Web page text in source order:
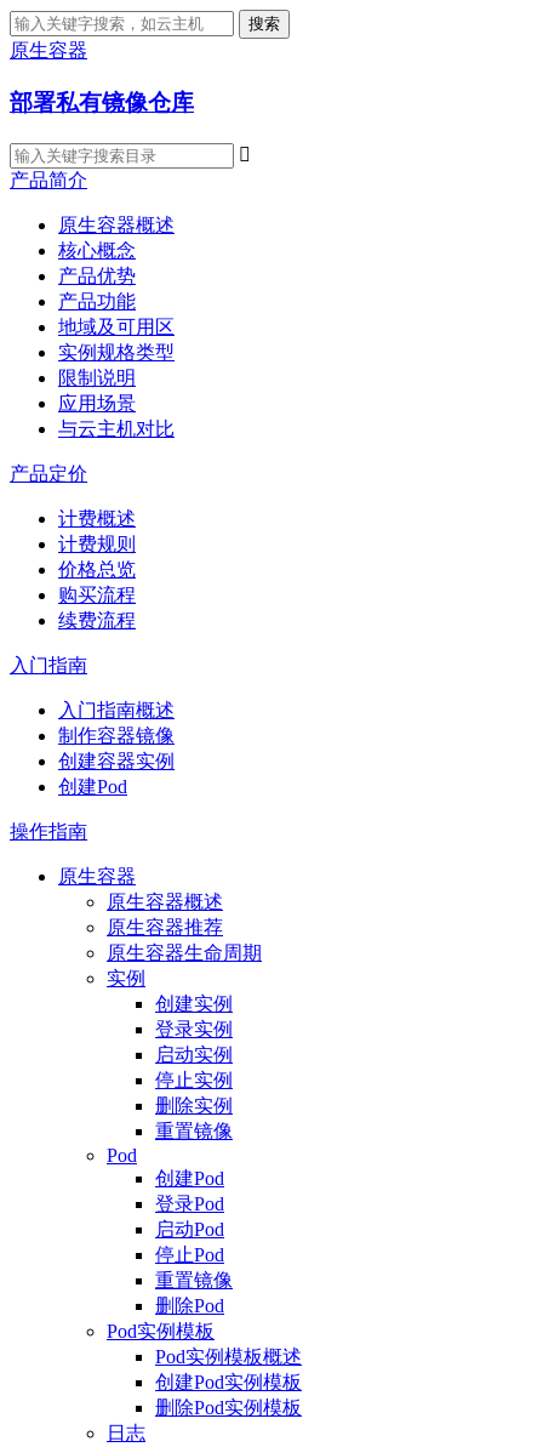
搜索
原生容器
部署私有镜像仓库

产品简介
原生容器概述
核心概念
产品优势
产品功能
地域及可用区
实例规格类型
限制说明
应用场景
与云主机对比
产品定价
计费概述
计费规则
价格总览
购买流程
续费流程
入门指南
入门指南概述
制作容器镜像
创建容器实例
创建Pod
操作指南
原生容器
原生容器概述
原生容器推荐
原生容器生命周期
实例
创建实例
登录实例
启动实例
停止实例
删除实例
重置镜像
Pod
创建Pod
登录Pod
启动Pod
停止Pod
重置镜像
删除Pod
Pod实例模板
Pod实例模板概述
创建Pod实例模板
删除Pod实例模板
日志